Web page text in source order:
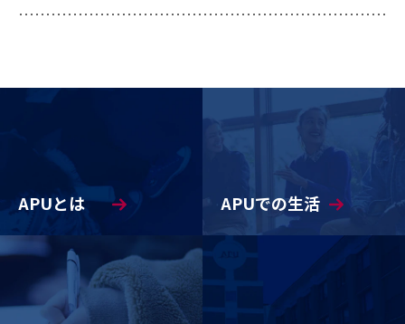
APUとは APUでの生活